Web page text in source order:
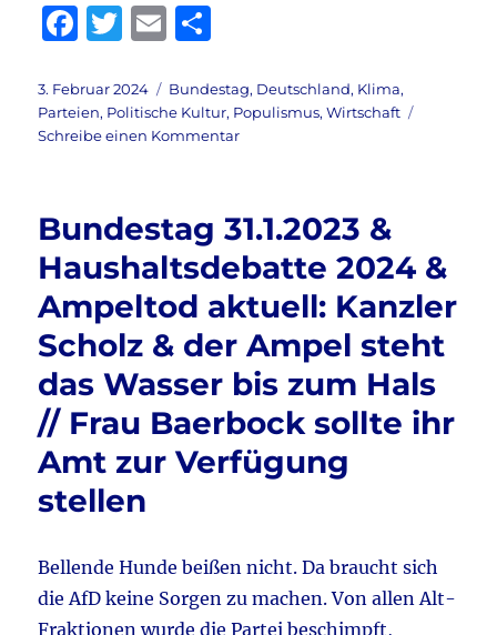
F
c
e
o
k
T
it
te
E
ai
l
le
n
Veröffentlicht
am
3. Februar 2024 Kategorien
Bundestag, Deutschland, Klima,
Parteien, Politische Kultur, Populismus,Wirtschaft
Schreibe einen Kommentarzu
Klima
&
Habeck
&
Wirtschaft
&
Ampeltod
aktuell:
Habeck
bettelt
darum,
Schulden
Bundestag 31.1.2023 &
Haushaltsdebatte 2024 &
Ampeltod aktuell: Kanzler
Scholz & der Ampel steht
das Wasser bis zum Hals
// Frau Baerbock sollte ihr
Amt zur Verfügung
stellen
Bellende Hunde beißen nicht. Da braucht sich
die AfD keine Sorgen zu machen. Von allen Alt-
Fraktionen wurde die Partei beschimpft,